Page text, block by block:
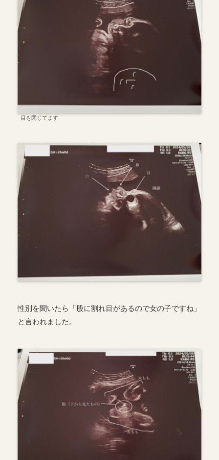
目を閉じてます
性別を聞いたら「股に割れ目があるので女の子ですね」
と言われました。